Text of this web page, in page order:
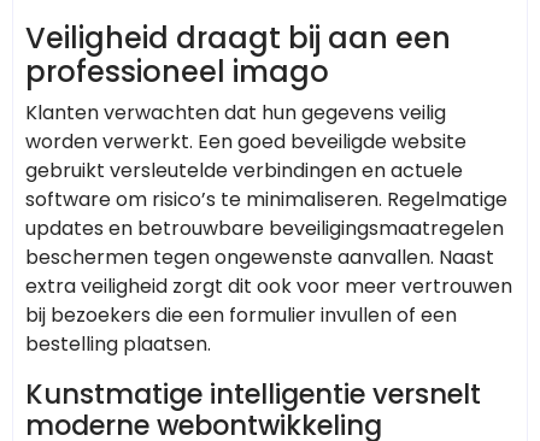
Veiligheid draagt bij aan een
professioneel imago
Klanten verwachten dat hun gegevens veilig
worden verwerkt. Een goed beveiligde website
gebruikt versleutelde verbindingen en actuele
software om risico’s te minimaliseren. Regelmatige
updates en betrouwbare beveiligingsmaatregelen
beschermen tegen ongewenste aanvallen. Naast
extra veiligheid zorgt dit ook voor meer vertrouwen
bij bezoekers die een formulier invullen of een
bestelling plaatsen.
Kunstmatige intelligentie versnelt
moderne webontwikkeling